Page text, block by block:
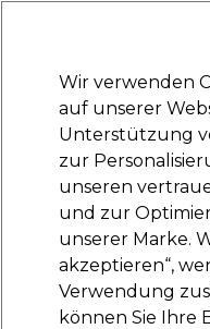
Marken Deals Haare
–
Kosmetik
Wir verwenden
auf unserer
Unterstützung
zur
unseren
und zur
unserer Marke.
akzeptieren“,
Verwendung
können Sie Ihre